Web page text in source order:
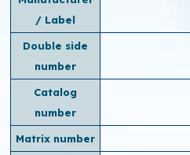
/ Label
Double side
number
Catalog
number
Matrix number